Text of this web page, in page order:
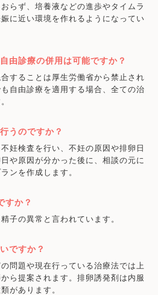
らず、培養液などの進歩やタイムラ
に近い環境を作れるようになってい
由診療の併用は可能ですか？
することは厚生労働省から禁止され
自由診療を適用する場合、全ての治
うのですか？
妊検査を行い、不妊の原因や排卵日
や原因が分かった後に、相談の元に
ンを作成します。
すか？
子の異常と言われています。
ですか？
問題や現在行っている治療法では上
ら提案されます。排卵誘発剤は内服
があります。